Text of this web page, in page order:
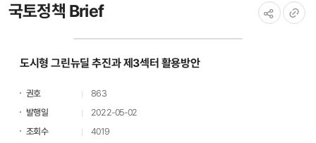
국토정책 Brief
도시형 그린뉴딜 추진과 제3섹터 활용방안
권호
863
발행일
2022-05-02
조회수
4019